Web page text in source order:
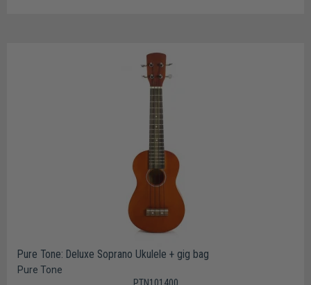
Pure Tone: Deluxe Soprano Ukulele + gig bag
Pure Tone